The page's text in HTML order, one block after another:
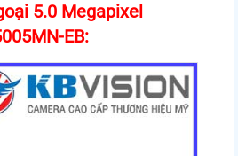
5.0 Megapixel
EB: